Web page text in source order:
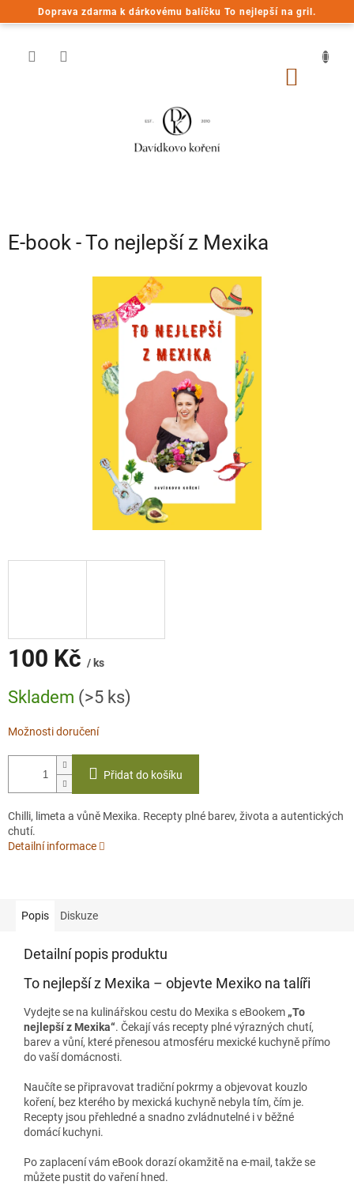
Doprava zdarma k dárkovému balíčku To nejlepší na gril.
na
E-book - To nejlepší z Mexika
100 Kč / ks
cena:
Skladem (>5 ks)
Možnosti doručení
Přidat do košíku
Chilli, limeta a vůně Mexika. Recepty plné barev, života a autentických
chutí.
Detailní informace
Popis Diskuze
Detailní popis produktu
To nejlepší z Mexika – objevte Mexiko na talíři
Vydejte se na kulinářskou cestu do Mexika s eBookem „To
nejlepší z Mexika“. Čekají vás recepty plné výrazných chutí,
barev a vůní, které přenesou atmosféru mexické kuchyně přímo
do vaší domácnosti.
Naučíte se připravovat tradiční pokrmy a objevovat kouzlo
koření, bez kterého by mexická kuchyně nebyla tím, čím je.
Recepty jsou přehledné a snadno zvládnutelné i v běžné
domácí kuchyni.
Po zaplacení vám eBook dorazí okamžitě na e-mail, takže se
můžete pustit do vaření hned.